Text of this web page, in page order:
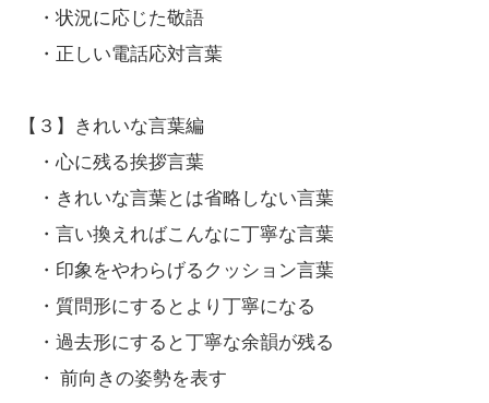
・状況に応じた敬語
・正しい電話応対言葉
【３】きれいな言葉編
・心に残る挨拶言葉
・きれいな言葉とは省略しない言葉
・言い換えればこんなに丁寧な言葉
・印象をやわらげるクッション言葉
・質問形にするとより丁寧になる
・過去形にすると丁寧な余韻が残る
・ 前向きの姿勢を表す